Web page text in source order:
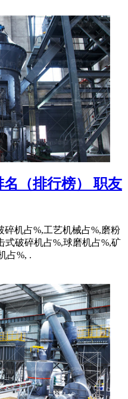
（排行榜） 职友
碎机占%,工艺机械占%,磨粉
式破碎机占%,球磨机占%,矿
占%, .